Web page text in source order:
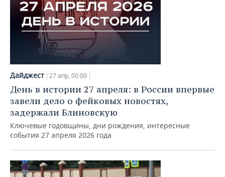
Дайджест 27 апр, 00:00
День в истории 27 апреля: в России впервые
завели дело о фейковых новостях,
задержали Блиновскую
Ключевые годовщины, дни рождения, интересные
события 27 апреля 2026 года